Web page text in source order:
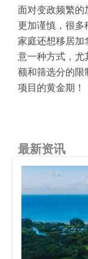
面对变政频繁的
更加谨慎，很多
家庭还想移居加
意一种方式，尤
额和筛选分的限
项目的黄金期！
最新资讯